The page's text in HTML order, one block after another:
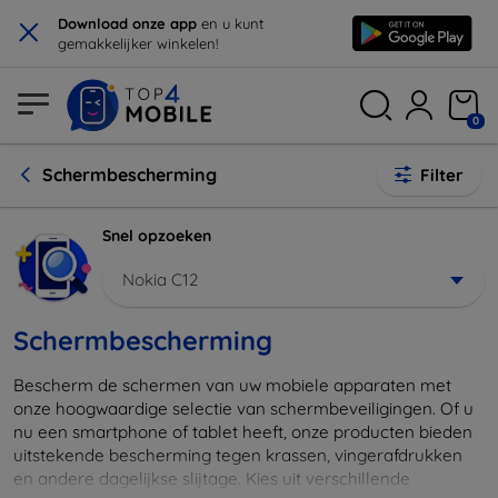
× Download onze app en u kunt
gemakkelijker winkelen!
0
Schermbescherming Filter
Snel opzoeken
Nokia C12
Schermbescherming
Bescherm de schermen van uw mobiele apparaten met
onze hoogwaardige selectie van schermbeveiligingen. Of u
nu een smartphone of tablet heeft, onze producten bieden
uitstekende bescherming tegen krassen, vingerafdrukken
en andere dagelijkse slijtage. Kies uit verschillende